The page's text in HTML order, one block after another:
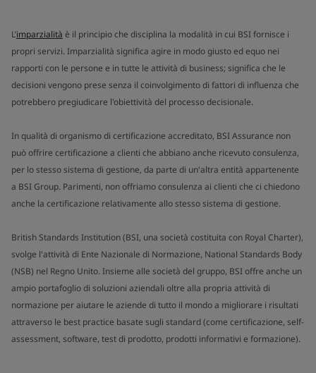
L’imparzialità è il principio che disciplina la modalità in cui BSI fornisce i
propri servizi. Imparzialità significa agire in modo giusto ed equo nei
rapporti con le persone e in tutte le attività di business; significa che le
decisioni vengono prese senza il coinvolgimento di fattori di influenza che
potrebbero pregiudicare l'obiettività del processo decisionale.
In qualità di organismo di certificazione accreditato, BSI Assurance non
può offrire certificazione a clienti che abbiano anche ricevuto consulenza,
per lo stesso sistema di gestione, da parte di un'altra entità appartenente
a BSI Group. Parimenti, non offriamo consulenza ai clienti che ci chiedono
anche la certificazione relativamente allo stesso sistema di gestione.
British Standards Institution (BSI, una società costituita con Royal Charter),
svolge l'attività di Ente Nazionale di Normazione, National Standards Body
(NSB) nel Regno Unito. Insieme alle società del gruppo, BSI offre anche un
ampio portafoglio di soluzioni aziendali oltre alla propria attività di
normazione per aiutare le aziende di tutto il mondo a migliorare i risultati
attraverso le best practice basate sugli standard (come certificazione, self-
assessment, software, test di prodotto, prodotti informativi e formazione).